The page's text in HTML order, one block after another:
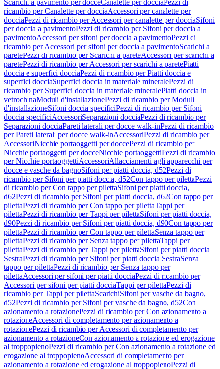
Scarichi a pavimento per docceCanalette per docciaPezzi di
ricambio per Canalette per docciaAccessori per canalette per
docciaPezzi di ricambio per Accessori per canalette per docciaSifoni
per doccia a pavimentoPezzi di ricambio per Sifoni per doccia a
pavimentoAccessori per sifoni per doccia a pavimentoPezzi di
ricambio per Accessori per sifoni per doccia a pavimentoScarichi a
paretePezzi di ricambio per Scarichi a pareteAccessori per scarichi a
paretePezzi di ricambio per Accessori per scarichi a paretePiatti
doccia e superfici docciaPezzi di ricambio per Piatti doccia e
superfici docciaSuperfici doccia in materiale mineralePezzi di
ricambio per Superfici doccia in materiale mineralePiatti doccia in
vetrochinaModuli d'installazionePezzi di ricambio per Moduli
d'installazioneSifoni doccia specificiPezzi di ricambio per Sifoni
doccia specificiAccessoriSeparazioni docciaPezzi di ricambio per
Separazioni docciaPareti laterali per docce walk-inPezzi di ricambio
per Pareti laterali per docce walk-inAccessoriPezzi di ricambio per
AccessoriNicchie portaoggetti per doccePezzi di ricambio per
Nicchie portaoggetti per docceNicchie portaoggettiPezzi di ricambio
per Nicchie portaoggettiAccessoriAllacciamenti agli apparecchi per
docce e vasche da bagnoSifoni per piatti doccia, d52Pezzi di
ricambio per Sifoni per piatti doccia, d52Con tappo per pilettaPezzi
di ricambio per Con tappo per pilettaSifoni per piatti doccia,
d62Pezzi di ricambio per Sifoni per piatti doccia, d62Con tappo per
pilettaPezzi di ricambio per Con tappo per pilettaTappi per
pilettaPezzi di ricambio per Tappi per pilettaSifoni per piatti doccia,
d90Pezzi di ricambio per Sifoni per piatti doccia, d90Con tappo per
pilettaPezzi di ricambio per Con tappo per pilettaSenza tappo per
pilettaPezzi di ricambio per Senza tappo per pilettaTappi per
pilettaPezzi di ricambio per Tappi per pilettaSifoni per piatti doccia
SestraPezzi di ricambio per Sifoni per piatti doccia SestraSenza
tappo per pilettaPezzi di ricambio per Senza tappo per
pilettaAccessori per sifoni per piatti docciaPezzi di ricambio per
Accessori per sifoni per piatti docciaTappi per pilettaPezzi di
ricambio per Tappi per pilettaScarichiSifoni per vasche da bagno,
d52Pezzi di ricambio per Sifoni per vasche da bagno, d52Con
azionamento a rotazionePezzi di ricambio per Con azionamento a
rotazioneAccessori di completamento per azionamento a
rotazionePezzi di ricambio per Accessori di completamento per
azionamento a rotazioneCon azionamento a rotazione ed erogazione
al troppopienoPezzi di ricambio per Con azionamento a rotazione ed
erogazione al troppopienoAccessori di completamento per
azionamento a rotazione ed erogazione al troppopienoPezzi di